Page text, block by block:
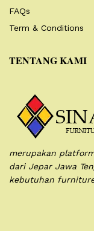
FAQs
Term & Conditions
TENTANG KAMI
merupakan
dari Jepar Jawa
kebutuhan